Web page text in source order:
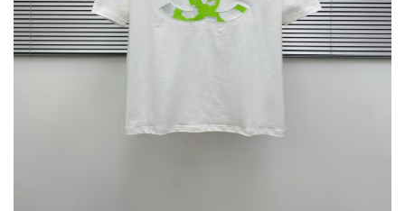
管
せ
2026人気特集
バッグ
財布
時計
服
ズボン
衣装セット
靴
住まい用品
アクセサリー
ベルト
スカーフ
アイフォーンケ
ース
小物